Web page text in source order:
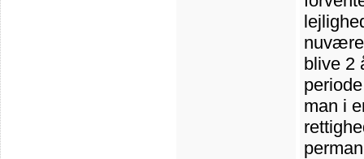
blive 2
man i